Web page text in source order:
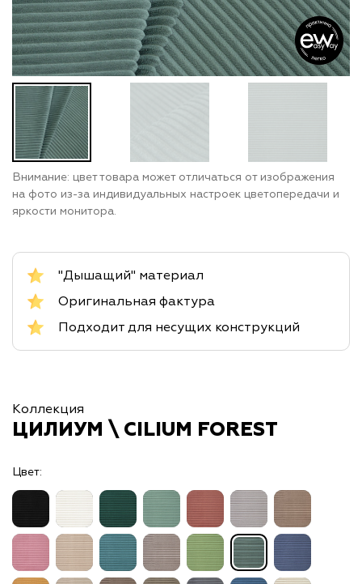
Внимание: цвет товара может отличаться от изображения
на фото из-за индивидуальных настроек цветопередачи и
яркости монитора.
"Дышащий" материал
Оригинальная фактура
Подходит для несущих конструкций
Коллекция
ЦИЛИУМ \ CILIUM FOREST
Цвет: